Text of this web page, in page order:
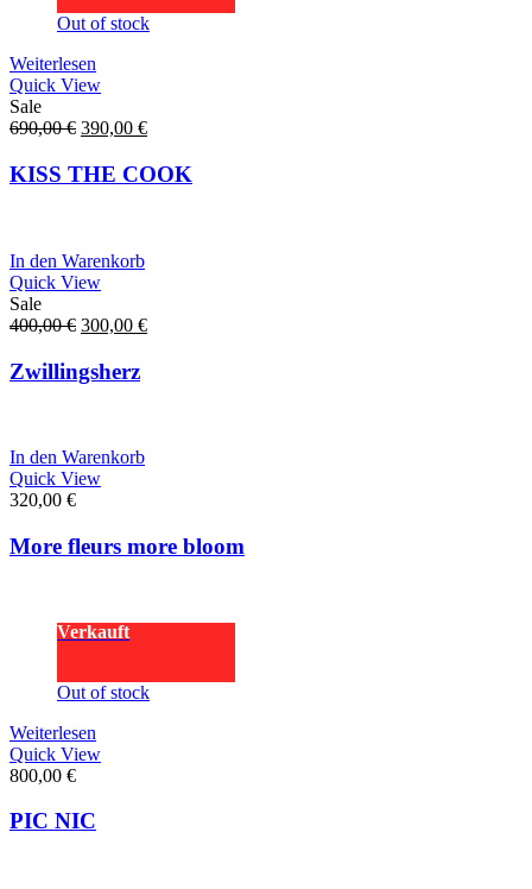
Out of stock
Weiterlesen
Quick View
Sale
690,00€ Ursprünglicher
war:
690,00 €
390,00 €Aktueller
ist:
390,00 €.
KISS THE COOK
In den Warenkorb
Quick View
Sale
400,00€ Ursprünglicher
war:
400,00 €
300,00 €Aktueller
Zwillingsherz
In den Warenkorb
Quick View
320,00 €
More fleurs more bloom
Verkauft
Out of stock
Weiterlesen
Quick View
800,00 €
PIC NIC